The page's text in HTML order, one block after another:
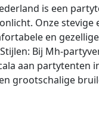
is een
Onze
en
Bij Mh-
aan partytenten
grootschalige